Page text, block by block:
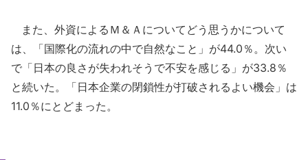
また、外資によるＭ＆Ａについてどう思うかについて
は、「国際化の流れの中で自然なこと」が44.0％。次い
で「日本の良さが失われそうで不安を感じる」が33.8％
と続いた。「日本企業の閉鎖性が打破されるよい機会」は
11.0％にとどまった。